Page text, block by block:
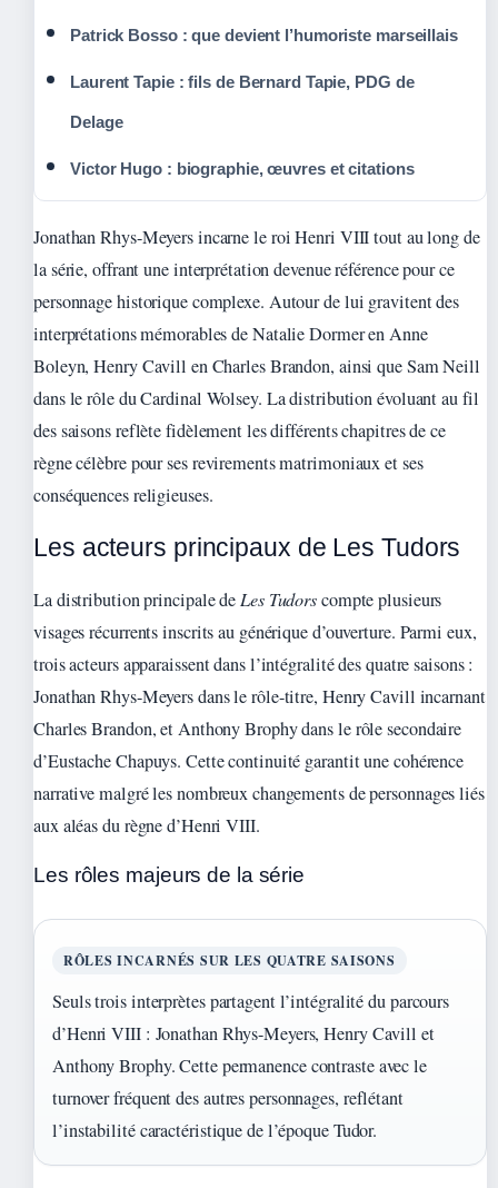
Patrick Bosso : que devient l’humoriste marseillais
Laurent Tapie : fils de Bernard Tapie, PDG de
Delage
Victor Hugo : biographie, œuvres et citations
Jonathan Rhys-Meyers incarne le roi Henri VIII tout au long de
la série, offrant une interprétation devenue référence pour ce
personnage historique complexe. Autour de lui gravitent des
interprétations mémorables de Natalie Dormer en Anne
Boleyn, Henry Cavill en Charles Brandon, ainsi que Sam Neill
dans le rôle du Cardinal Wolsey. La distribution évoluant au fil
des saisons reflète fidèlement les différents chapitres de ce
règne célèbre pour ses revirements matrimoniaux et ses
conséquences religieuses.
Les acteurs principaux de Les Tudors
La distribution principale deLes Tudorscompte plusieurs
visages récurrents inscrits au générique d’ouverture. Parmi eux,
trois acteurs apparaissent dans l’intégralité des quatre saisons :
Jonathan Rhys-Meyers dans le rôle-titre, Henry Cavill incarnant
Charles Brandon, et Anthony Brophy dans le rôle secondaire
d’Eustache Chapuys. Cette continuité garantit une cohérence
narrative malgré les nombreux changements de personnages liés
aux aléas du règne d’Henri VIII.
Les rôles majeurs de la série
RÔLES INCARNÉS SUR LES QUATRE SAISONS
Seuls trois interprètes partagent l’intégralité du parcours
d’Henri VIII : Jonathan Rhys-Meyers, Henry Cavill et
Anthony Brophy. Cette permanence contraste avec le
turnover fréquent des autres personnages, reflétant
l’instabilité caractéristique de l’époque Tudor.